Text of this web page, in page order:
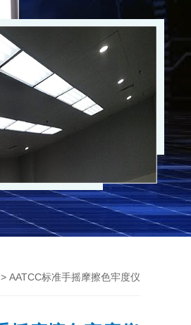
> AATCC标准手摇摩擦色牢度仪